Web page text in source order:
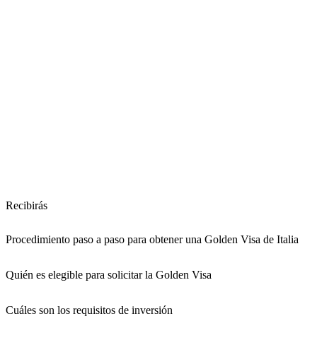
Recibirás
Procedimiento paso a paso para obtener una Golden Visa de Italia
Quién es elegible para solicitar la Golden Visa
Cuáles son los requisitos de inversión